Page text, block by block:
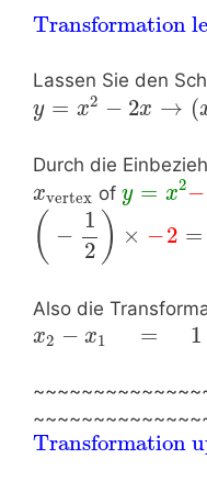
Transformation
Lassen Sie den
y = x2 − 2x → (
Durch die
xvertex ofy = x2−
( −
1
2 ) × −2 =
Also die
x2 − x1 = 1
Transformation